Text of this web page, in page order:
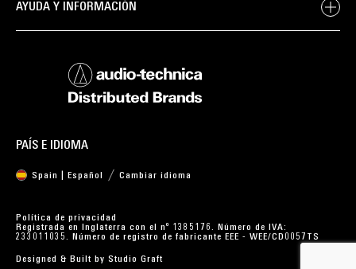
AYUDA Y INFORMACIÓN
PAÍS E IDIOMA
Spain | Español Cambiar idioma
Política de privacidad
Registrada en Inglaterra con el nº 1385176. Número de IVA:
233011035. Número de registro de fabricante EEE - WEE/CD0057TS
Designed & Built by Studio Graft